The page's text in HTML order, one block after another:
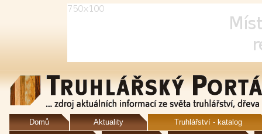
Domů Aktuality
Truhlářství - katalog